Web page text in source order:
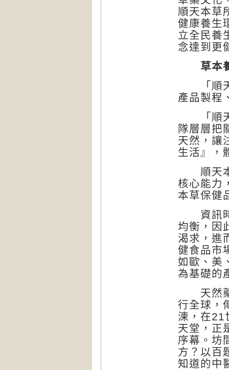
順天本草
健康養生
立全民養
念達到更
草本養
「順天
產品製程
「順天
隊層層把
天然，讓
生活』，
順天本
核心能力
本草保健
資訊時
均衡，因
渴求，進
健食品市
如歐、美
為基礎的
天然藥
行全球，
湅，在21
天堂，正
序幕。坊
方？以百
知道的中